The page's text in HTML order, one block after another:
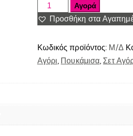
Αγορά
Προσθήκη στα
Κωδικός προϊόντος: Μ/Δ
Αγόρι Πουκάμισα Σετ